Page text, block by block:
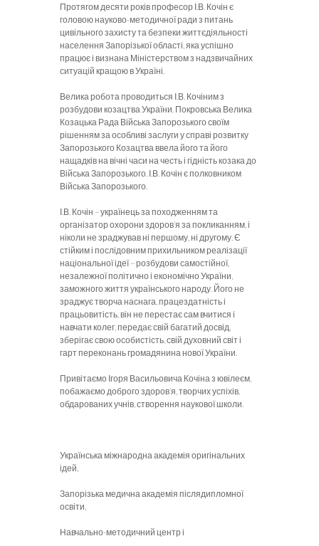
Протягом десяти років професор І.В. Кочін є
головою науково-методичної ради з питань
цивільного захисту та безпеки життєдіяльності
населення Запорізької області, яка успішно
працює і визнана Міністерством з надзвичайних
ситуацій кращою в Україні.
Велика робота проводиться І.В. Кочіним з
розбудови козацтва України. Покровська Велика
Козацька Рада Війська Запорозького своїм
рішенням за особливі заслуги у справі розвитку
Запорозького Козацтва ввела його та його
нащадків на вічні часи на честь і гідність козака до
Війська Запорозького. І.В. Кочін є полковником
Війська Запорозького.
І.В. Кочін – українець за походженням та
організатор охорони здоров’я за покликанням, і
ніколи не зраджував ні першому, ні другому. Є
стійким і послідовним прихильником реалізації
національної ідеї – розбудови самостійної,
незалежної політично і економічно України,
заможного життя українського народу. Його не
зраджує творча наснага, працездатність і
працьовитість, він не перестає сам вчитися і
навчати колег, передає свій багатий досвід,
зберігає свою особистість, свій духовний світ і
гарт переконань громадянина нової України.
Привітаємо Ігоря Васильовича Кочіна з ювілеєм,
побажаємо доброго здоров’я, творчих успіхів,
обдарованих учнів, створення наукової школи.
Українська міжнародна академія оригінальних
ідей,
Запорізька медична академія післядипломної
освіти,
Навчально-методичний центр і